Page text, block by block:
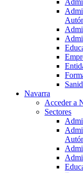
Navarra
Acceder a
Sectores